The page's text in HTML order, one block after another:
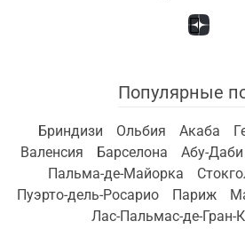
Популярные
Бриндизи Ольбия Акаба
Валенсия
Барселона Абу-Даби
Пальма-де-Майорка
Пуэрто-дель-Росарио
Париж
Лас-Пальмас-де-Гран-